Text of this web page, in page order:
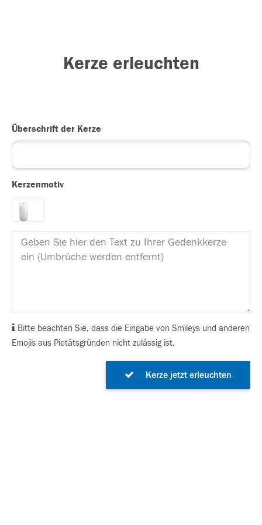
Kerze erleuchten
Überschrift der Kerze
Kerzenmotiv
Bitte beachten Sie, dass die Eingabe von Smileys und anderen
Emojis aus Pietätsgründen nicht zulässig ist.
Kerze jetzt erleuchten